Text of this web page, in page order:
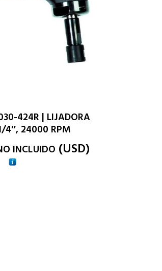
424R | LIJADORA
4″, 24000 RPM
INCLUIDO (USD)